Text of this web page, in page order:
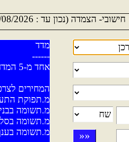
חישובי- הצמדה (נכון עד : 15/08/2026)
מדד
------
אחד מ-5 המדדים :
המחירים לצרכן -
מ.תפוקת
מ.תשומה בבנייה
מ.תשומה בסלילה
מ.תשומה בענף
»»